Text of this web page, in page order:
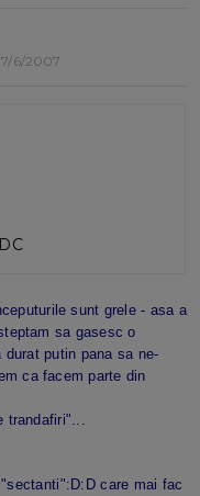
7/6/2007
sunt grele - asa a
sa gasesc o
putin pana sa ne-
ca facem parte din
care mai fac